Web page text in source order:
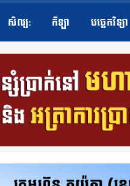
សិល្ប​: កីឡា បច្ចេកវិទ្យា